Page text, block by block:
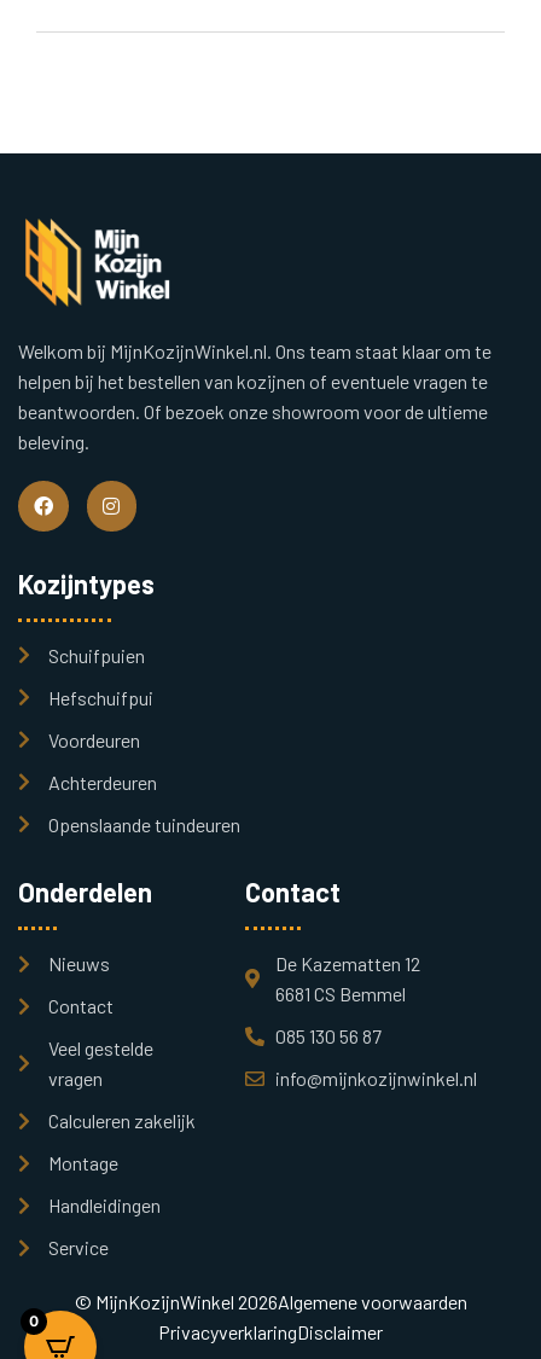
Welkom bij MijnKozijnWinkel.nl. Ons team staat klaar om te
helpen bij het bestellen van kozijnen of eventuele vragen te
beantwoorden. Of bezoek onze showroom voor de ultieme
beleving.
Kozijntypes
Schuifpuien
Hefschuifpui
Voordeuren
Achterdeuren
Openslaande tuindeuren
Onderdelen
Nieuws
Contact
Veel gestelde
vragen
Calculeren zakelijk
Montage
Handleidingen
Service
Contact
De Kazematten 12
6681 CS Bemmel
085 130 56 87
info@mijnkozijnwinkel.nl
© MijnKozijnWinkel 2026Algemene voorwaarden
PrivacyverklaringDisclaimer
0